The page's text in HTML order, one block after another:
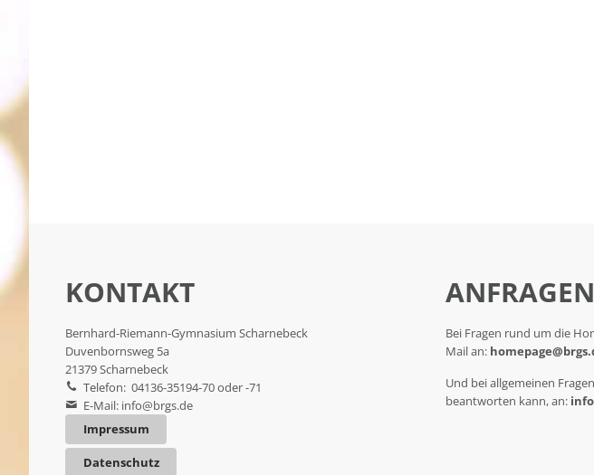
KONTAKT
Bernhard-Riemann-Gymnasium Scharnebeck
Duvenbornsweg 5a
21379 Scharnebeck
Telefon: 04136-35194-70 oder -71
E-Mail: info@brgs.de
Impressum
Datenschutz
ANFRAGEN
Bei Fragen rund um die
Mail an:
Und bei allgemeinen
beantworten kann, an: